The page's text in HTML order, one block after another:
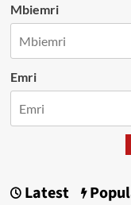
Mbiemri
Emri
Latest